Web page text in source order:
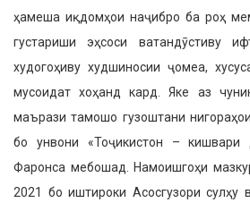
ҳамеша иқдомҳои наҷибро ба роҳ
густариши эҳсоси ватандӯстиву
худогоҳиву худшиносии ҷомеа,
мусоидат хоҳанд кард. Яке аз
маърази тамошо гузоштани
бо унвони «Тоҷикистон – кишвари
Фаронса мебошад. Намо­ишгоҳи
2021 бо иштироки Асосгузори сулҳу